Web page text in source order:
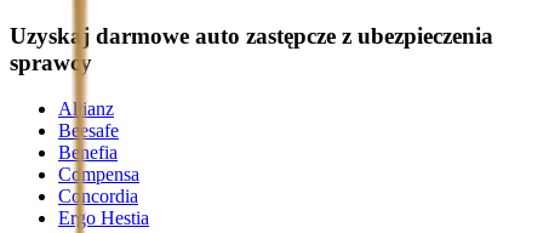
Uzyskaj darmowe auto zastępcze z ubezpieczenia
sprawcy
Allianz
Beesafe
Benefia
Compensa
Concordia
Ergo Hestia